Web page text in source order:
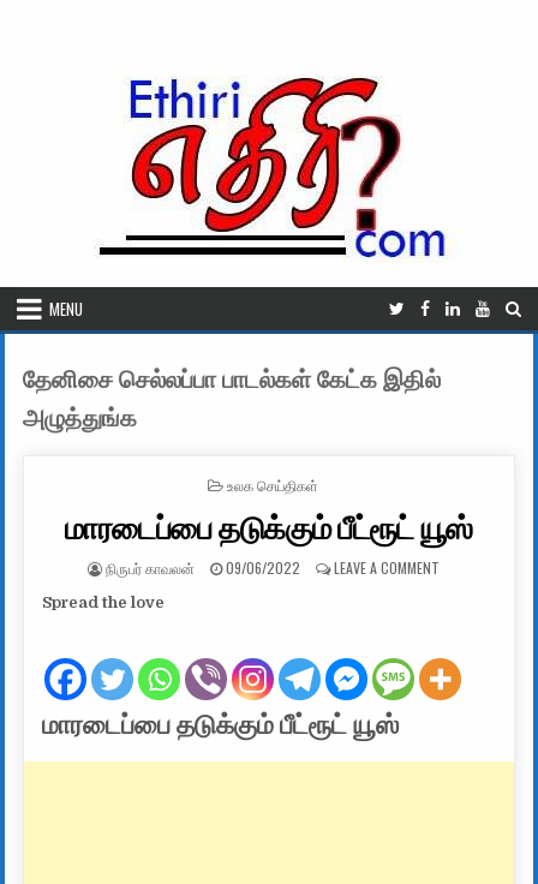
MENU
தேனிசை செல்லப்பா பாடல்கள் கேட்க இதில்
அழுத்துங்க
POSTED IN
உலக செய்திகள்
மாரடைப்பை தடுக்கும் பீட்ரூட் யூஸ்
AUTHOR:
நிருபர் காவலன் PUBLISHED DATE:
09/06/2022 LEAVE A COMMENTON மாரடைப்பை
Spread the love
மாரடைப்பை தடுக்கும் பீட்ரூட் யூஸ்